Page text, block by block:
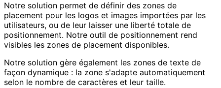
Notre solution permet de définir des zones de
placement pour les logos et images importées par les
utilisateurs, ou de leur laisser une liberté totale de
positionnement. Notre outil de positionnement rend
visibles les zones de placement disponibles.
Notre solution gère également les zones de texte de
façon dynamique : la zone s'adapte automatiquement
selon le nombre de caractères et leur taille.